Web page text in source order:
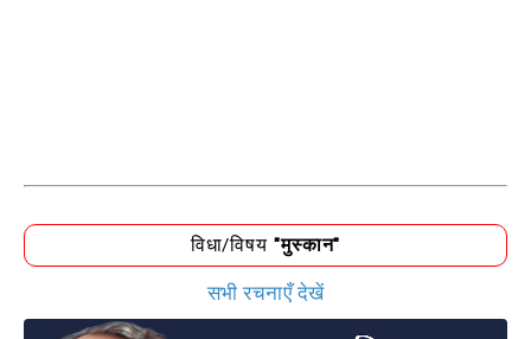
विधा/विषय "मुस्कान"
सभी रचनाएँ देखें